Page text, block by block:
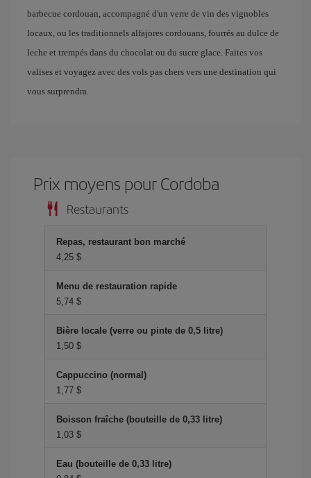
barbecue cordouan, accompagné d'un verre de vin des vignobles
locaux, ou les traditionnels alfajores cordouans, fourrés au dulce de
leche et trempés dans du chocolat ou du sucre glace. Faites vos
valises et voyagez avec des vols pas chers vers une destination qui
vous surprendra.
Prix ​​moyens pour Cordoba
Restaurants
Repas, restaurant bon marché
4,25 $
Menu de restauration rapide
5,74 $
Bière locale (verre ou pinte de 0,5 litre)
1,50 $
Cappuccino (normal)
1,77 $
Boisson fraîche (bouteille de 0,33 litre)
1,03 $
Eau (bouteille de 0,33 litre)